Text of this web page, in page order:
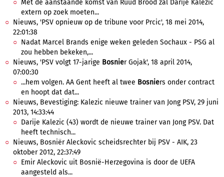
Met de aanstaande komst van Ruud Brood zal Darije Kalezic
extern op zoek moeten...
Nieuws, 'PSV opnieuw op de tribune voor Prcic', 18 mei 2014,
22:01:38
Nadat Marcel Brands enige weken geleden Sochaux - PSG al
zou hebben bekeken,...
Nieuws, 'PSV volgt 17-jarige Bosnier Gojak', 18 april 2014,
07:00:30
...hem volgen. AA Gent heeft al twee Bosniers onder contract
en hoopt dat dat...
Nieuws, Bevestiging: Kalezic nieuwe trainer van Jong PSV, 29 juni
2013, 14:33:44
Darije Kalezic (43) wordt de nieuwe trainer van Jong PSV. Dat
heeft technisch...
Nieuws, Bosniër Aleckovic scheidsrechter bij PSV - AIK, 23
oktober 2012, 22:37:49
Emir Aleckovic uit Bosnië-Herzegovina is door de UEFA
aangesteld als...